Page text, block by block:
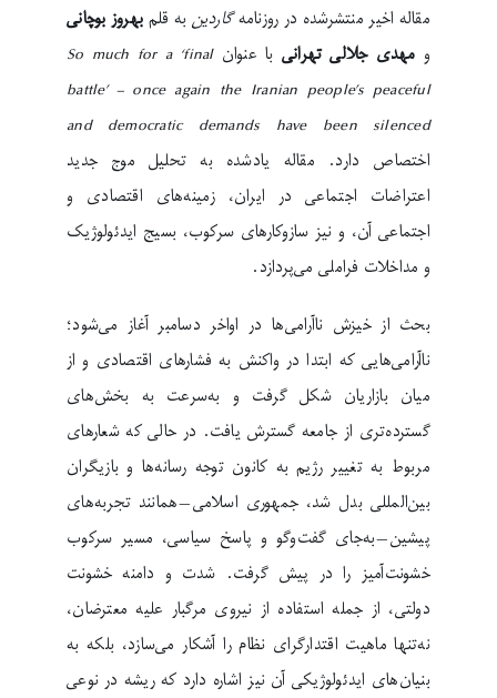
مقاله اخیر منتشرشده در روزنامهگاردینبه قلمبهروز بوچانی
و مهدی جلالی تهرانی با عنوانSo much for a ‘final
battle’ – once again the Iranian people’s peaceful
and democratic demands have been silenced
اختصاص دارد. مقاله یادشده به تحلیل موج جدید
اعتراضات اجتماعی در ایران، زمینه‌های اقتصادی و
اجتماعی آن، و نیز سازوکارهای سرکوب، بسیج ایدئولوژیک
و مداخلات فراملی می‌پردازد.
بحث از خیزش ناآرامی‌ها در اواخر دسامبر آغاز می‌شود؛
ناآرامی‌هایی که ابتدا در واکنش به فشارهای اقتصادی و از
میان بازاریان شکل گرفت و به‌سرعت به بخش‌های
گسترده‌تری از جامعه گسترش یافت. در حالی که شعارهای
مربوط به تغییر رژیم به کانون توجه رسانه‌ها و بازیگران
بین‌المللی بدل شد، جمهوری اسلامی—همانند تجربه‌های
پیشین—به‌جای گفت‌وگو و پاسخ سیاسی، مسیر سرکوب
خشونت‌آمیز را در پیش گرفت. شدت و دامنه خشونت
دولتی، از جمله استفاده از نیروی مرگبار علیه معترضان،
نه‌تنها ماهیت اقتدارگرای نظام را آشکار می‌سازد، بلکه به
بنیان‌های ایدئولوژیکی آن نیز اشاره دارد که ریشه در نوعی